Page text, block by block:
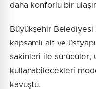
daha konforlu bir
Büyükşehir
kapsamlı alt ve
sakinleri ile sürücüler,
kullanabilecekleri
kavuştu.